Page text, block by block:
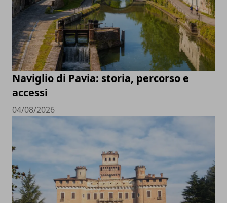
Naviglio di Pavia: storia, percorso e
accessi
04/08/2026